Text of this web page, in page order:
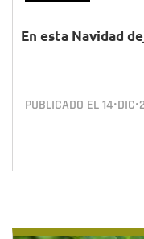
En esta Navidad
PUBLICADO EL